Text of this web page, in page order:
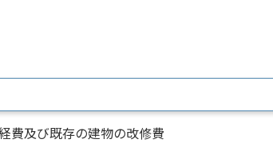
費及び既存の建物の改修費